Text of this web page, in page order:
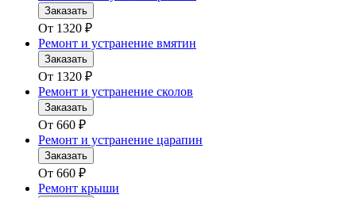
Заказать
От 1320 ₽
Ремонт и устранение вмятин
Заказать
От 1320 ₽
Ремонт и устранение сколов
Заказать
От 660 ₽
Ремонт и устранение царапин
Заказать
От 660 ₽
Ремонт крыши